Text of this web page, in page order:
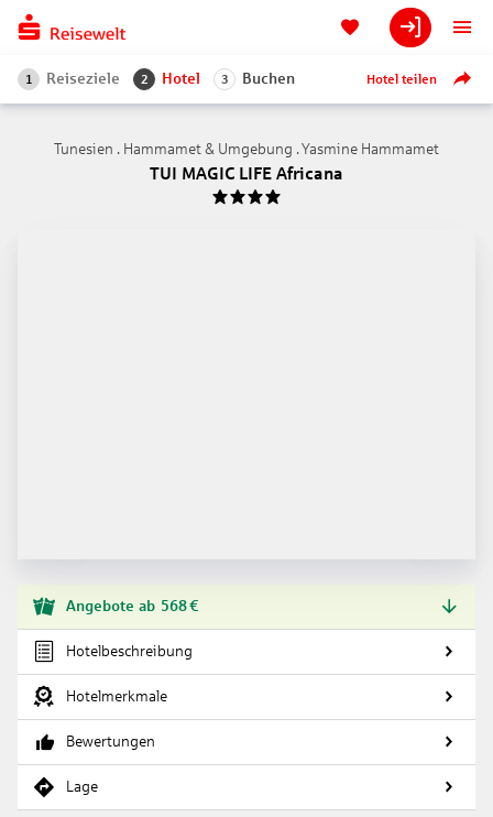
1 Reiseziele 2 Hotel 3 Buchen Hotel teilen
Tunesien . Hammamet & Umgebung . Yasmine Hammamet
TUI MAGIC LIFE Africana
4
Angebote ab 568€
Hotelbeschreibung
Hotelmerkmale
Bewertungen
Lage